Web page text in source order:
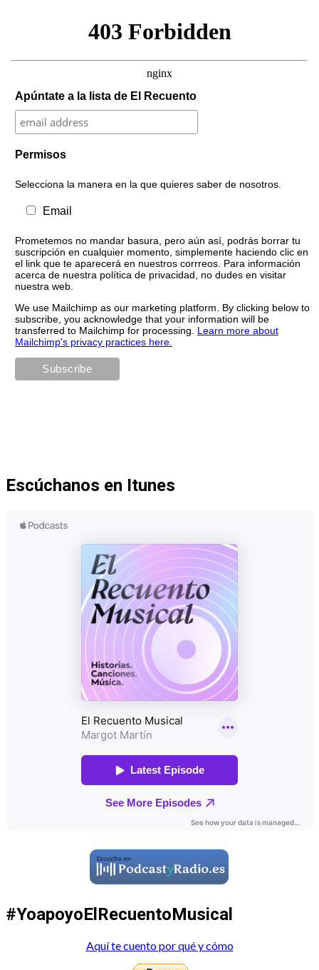
Apúntate a la lista de El Recuento
Permisos
Selecciona la manera en la que quieres saber de nosotros.
Email
Prometemos no mandar basura, pero aún así, podrás borrar tu
suscripción en cualquier momento, simplemente haciendo clic en
el link que te aparecerá en nuestros corrreos. Para información
acerca de nuestra política de privacidad, no dudes en visitar
nuestra web.
We use Mailchimp as our marketing platform. By clicking below to
subscribe, you acknowledge that your information will be
transferred to Mailchimp for processing. Learn more about
Mailchimp's privacy practices here.
Escúchanos en Itunes
#YoapoyoElRecuentoMusical
Aquí te cuento por qué y cómo